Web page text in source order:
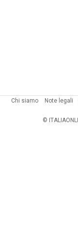
Chi siamo Note legali
©